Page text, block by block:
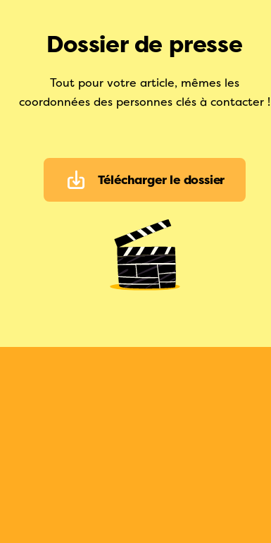
Dossier de presse
Tout pour votre article, mêmes les
coordonnées des personnes clés à contacter !
Télécharger le dossier